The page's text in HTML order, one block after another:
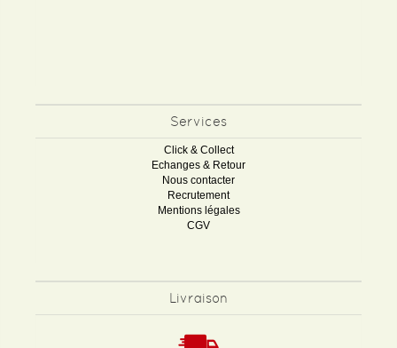
Services
Click & Collect
Echanges & Retour
Nous contacter
Recrutement
Mentions légales
CGV
Livraison